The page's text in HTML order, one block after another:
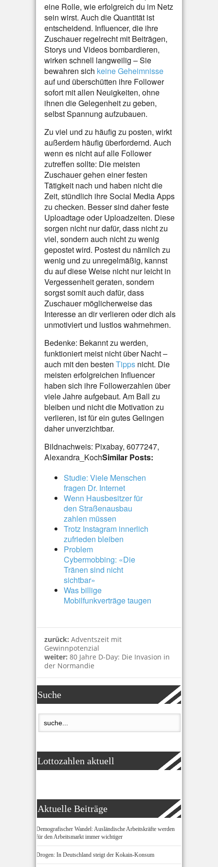
eine Rolle, wie erfolgreich du im Netz
sein wirst. Auch die Quantität ist
entscheidend. Influencer, die ihre
Zuschauer regelrecht mit Beiträgen,
Storys und Videos bombardieren,
wirken schnell langweilig – Sie
bewahren sich keine Geheimnisse
auf und überschütten ihre Follower
sofort mit allen Neuigkeiten, ohne
ihnen die Gelegenheit zu geben,
selbst Spannung aufzubauen.
Zu viel und zu häufig zu posten, wirkt
außerdem häufig überfordernd. Auch
wenn es nicht auf alle Follower
zutreffen sollte: Die meisten
Zuschauer gehen einer festen
Tätigkeit nach und haben nicht die
Zeit, stündlich ihre Social Media Apps
zu checken. Besser sind daher feste
Uploadtage oder Uploadzeiten. Diese
sorgen nicht nur dafür, dass nicht zu
viel, sondern auch nicht zu wenig
gepostet wird. Postest du nämlich zu
wenig und zu unregelmäßig, kannst
du auf diese Weise nicht nur leicht in
Vergessenheit geraten, sondern
sorgst somit auch dafür, dass
Zuschauer möglicherweise das
Interesse an dir verlieren oder dich als
unmotiviert und lustlos wahrnehmen.
Bedenke: Bekannt zu werden,
funktioniert meist nicht über Nacht –
auch mit den besten Tipps nicht. Die
meisten erfolgreichen Influencer
haben sich ihre Followerzahlen über
viele Jahre aufgebaut. Am Ball zu
bleiben und nicht die Motivation zu
verlieren, ist für ein gutes Gelingen
daher unverzichtbar.
Bildnachweis: Pixabay, 6077247,
Alexandra_KochSimilar Posts:
Studie: Viele Menschen
fragen Dr. Internet
Wenn Hausbesitzer für
den Straßenausbau
zahlen müssen
Trotz Instagram innerlich
zufrieden bleiben
Problem
Cybermobbing: «Die
Tränen sind nicht
sichtbar»
Was billige
Mobilfunkverträge taugen
zurück: Adventszeit mit
Gewinnpotenzial
weiter: 80 Jahre D-Day: Die Invasion in
der Normandie
Suche
Lottozahlen aktuell
Aktuelle Beiträge
Demografischer Wandel: Ausländische Arbeitskräfte werden
für den Arbeitsmarkt immer wichtiger
Drogen: In Deutschland steigt der Kokain-Konsum